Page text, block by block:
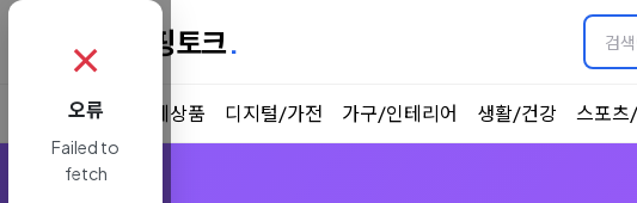
쇼핑토크.
전체상품 디지털/가전 가구/인테리어 생활/건강 스포츠
✗
오류
Failed to
fetch